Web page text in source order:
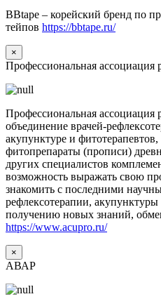
BBtape – корейский бренд по
тейпов https://bbtape.ru/
×
Профессиональная ассоциация
Профессиональная ассоциация
объединение врачей-
акупунктуре и
фитопрепараты (прописи)
других специалистов
возможность выражать свою
знакомить с последними
рефлексотерапии,
получению новых знаний,
https://www.acupro.ru/
×
АВАР